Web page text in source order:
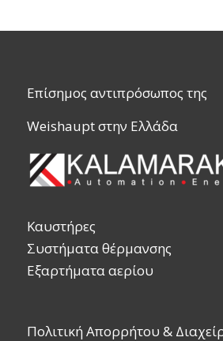
Επίσημος αντιπρόσωπος της
Weishaupt στην Ελλάδα
Καυστήρες
Συστήματα θέρμανσης
Εξαρτήματα αερίου
Πολιτική Απορρήτου &